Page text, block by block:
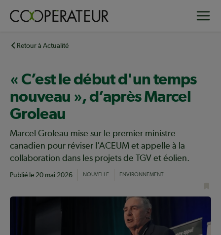
principalRetour à Actualité
« C’est le début d'un temps
nouveau », d’après Marcel
Groleau
Marcel Groleau mise sur le premier ministre
canadien pour réviser l’ACEUM et appelle à la
collaboration dans les projets de TGV et éolien.
Publié le 20 mai 2026 NOUVELLE ENVIRONNEMENT